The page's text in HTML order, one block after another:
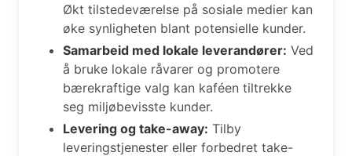
Økt tilstedeværelse på sosiale medier kan
øke synligheten blant potensielle kunder.
Samarbeid med lokale leverandører: Ved
å bruke lokale råvarer og promotere
bærekraftige valg kan kaféen tiltrekke
seg miljøbevisste kunder.
Levering og take-away: Tilby
leveringstjenester eller forbedret take-